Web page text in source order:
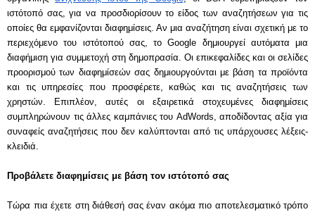
ιστότοπό σας, για να προσδιορίσουν το είδος των αναζητήσεων για τις
οποίες θα εμφανίζονται διαφημίσεις. Αν μια αναζήτηση είναι σχετική με το
περιεχόμενο του ιστότοπού σας, το Google δημιουργεί αυτόματα μια
διαφήμιση για συμμετοχή στη δημοπρασία. Οι επικεφαλίδες και οι σελίδες
προορισμού των διαφημίσεών σας δημιουργούνται με βάση τα προϊόντα
και τις υπηρεσίες που προσφέρετε, καθώς και τις αναζητήσεις των
χρηστών. Επιπλέον, αυτές οι εξαιρετικά στοχευμένες διαφημίσεις
συμπληρώνουν τις άλλες καμπάνιες του AdWords, αποδίδοντας αξία για
συναφείς αναζητήσεις που δεν καλύπτονται από τις υπάρχουσες λέξεις-
κλειδιά.
Προβάλετε διαφημίσεις με βάση τον ιστότοπό σας
Τώρα πια έχετε στη διάθεσή σας έναν ακόμα πιο αποτελεσματικό τρόπο